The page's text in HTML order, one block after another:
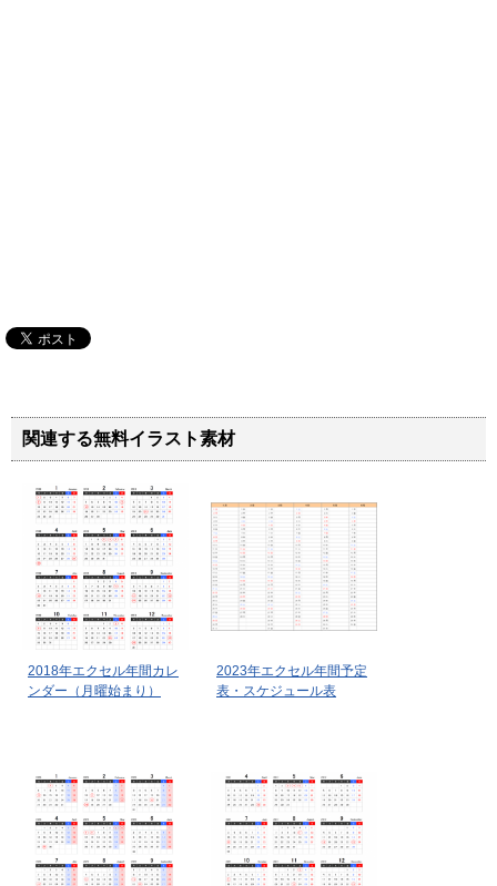
関連する無料イラスト素材
2018年エクセル年間カレ
ンダー（月曜始まり）
2023年エクセル年間予定
表・スケジュール表